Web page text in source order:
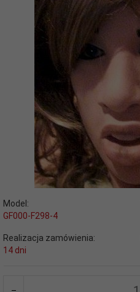
Model:
GF000-F298-4
Realizacja zamówienia:
14 dni